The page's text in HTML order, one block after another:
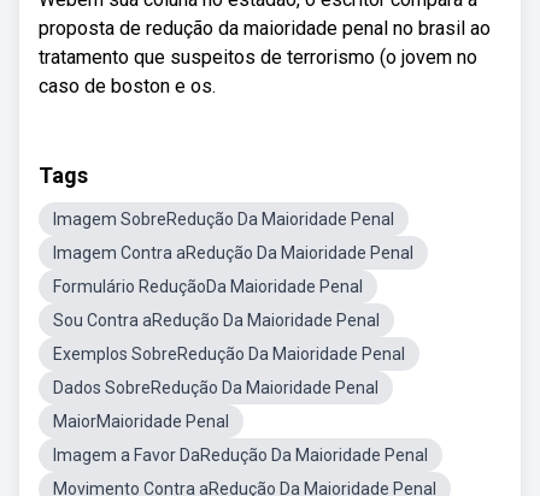
proposta de redução da maioridade penal no brasil ao
tratamento que suspeitos de terrorismo (o jovem no
caso de boston e os.
Tags
Imagem SobreRedução Da Maioridade Penal
Imagem Contra aRedução Da Maioridade Penal
Formulário ReduçãoDa Maioridade Penal
Sou Contra aRedução Da Maioridade Penal
Exemplos SobreRedução Da Maioridade Penal
Dados SobreRedução Da Maioridade Penal
MaiorMaioridade Penal
Imagem a Favor DaRedução Da Maioridade Penal
Movimento Contra aRedução Da Maioridade Penal